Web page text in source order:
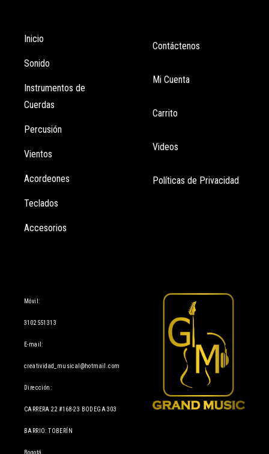
Inicio
Sonido
Instrumentos de
Cuerdas
Percusión
Vientos
Acordeones
Teclados
Accesorios
Contáctenos
Mi Cuenta
Carrito
Videos
Políticas de Privacidad
Móvil:
3102551313
E-mail:
creatividad_musical@hotmail.com
Dirección:
CARRERA 22 #168-23 BODEGA 303
BARRIO: TOBERÍN